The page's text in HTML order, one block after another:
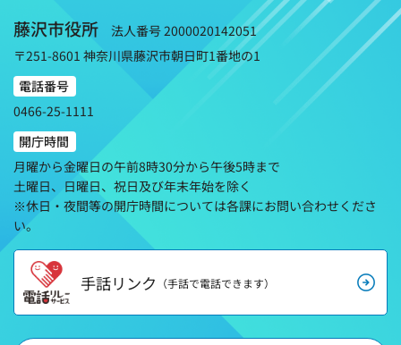
藤沢市役所
法人番号 2000020142051
〒251-8601 神奈川県藤沢市朝日町1番地の1
電話番号
0466-25-1111
開庁時間
月曜から金曜日の午前8時30分から午後5時まで
土曜日、日曜日、祝日及び年末年始を除く
※休日・夜間等の開庁時間については各課にお問い合わせくださ
い。
手話リンク （手話で電話できます）